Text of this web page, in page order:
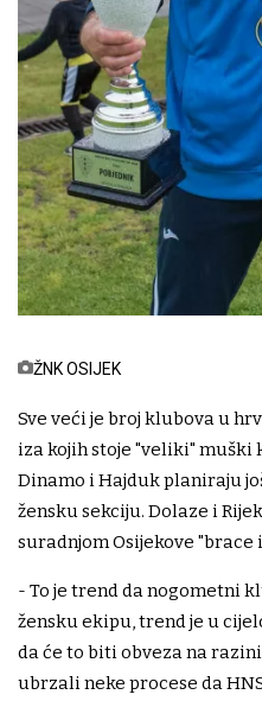
ŽNK OSIJEK
Sve veći je broj klubova u
iza kojih stoje "veliki" muški
Dinamo i Hajduk planiraju
žensku sekciju. Dolaze i
suradnjom Osijekove "brace
- To je trend da nogometni
žensku ekipu, trend je u
da će to biti obveza na
ubrzali neke procese da